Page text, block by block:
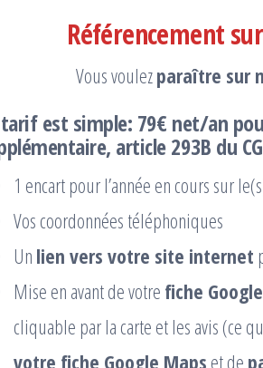
Référencement sur
Vous voulezparaître sur
est simple: 79€ net/an
article 293B du
1 encart pour l’année en cours sur
Vos coordonnées téléphoniques
Un lien vers votre site internet
Mise en avant de votre fiche
cliquable par la carte et les avis (ce
votre fiche Google Maps et de